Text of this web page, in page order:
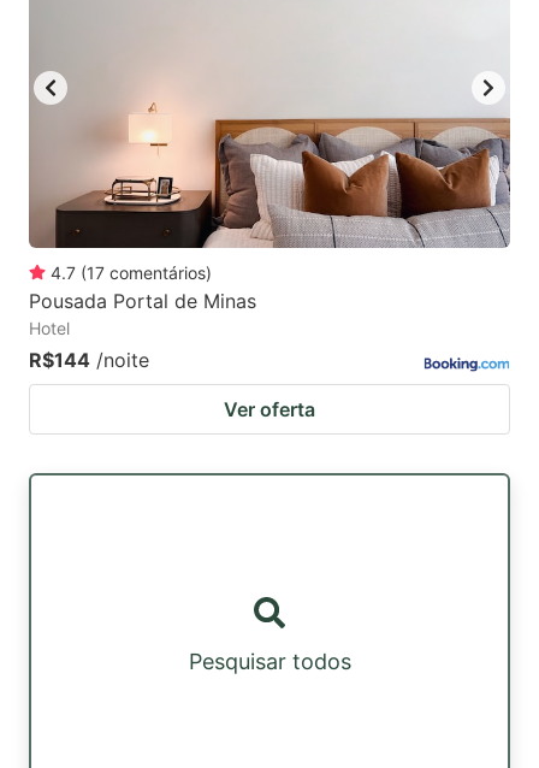
4.7 (17 comentários)
Pousada Portal de Minas
Hotel
R$144 /noite
Ver oferta
Pesquisar todos